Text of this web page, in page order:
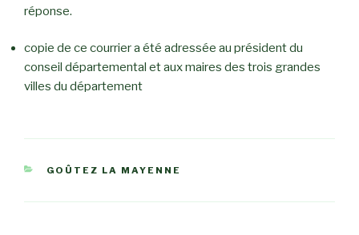
réponse.
copie de ce courrier a été adressée au président du
conseil départemental et aux maires des trois grandes
villes du département
CATÉGORIES
GOÛTEZ LA MAYENNE